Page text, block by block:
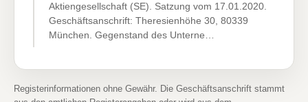
Aktiengesellschaft (SE). Satzung vom 17.01.2020.
Geschäftsanschrift: Theresienhöhe 30, 80339
München. Gegenstand des Unterne…
Registerinformationen ohne Gewähr. Die Geschäftsanschrift stammt